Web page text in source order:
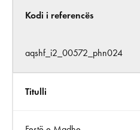
Kodi i referencës
aqshf_i2_00572_phn024
Titulli